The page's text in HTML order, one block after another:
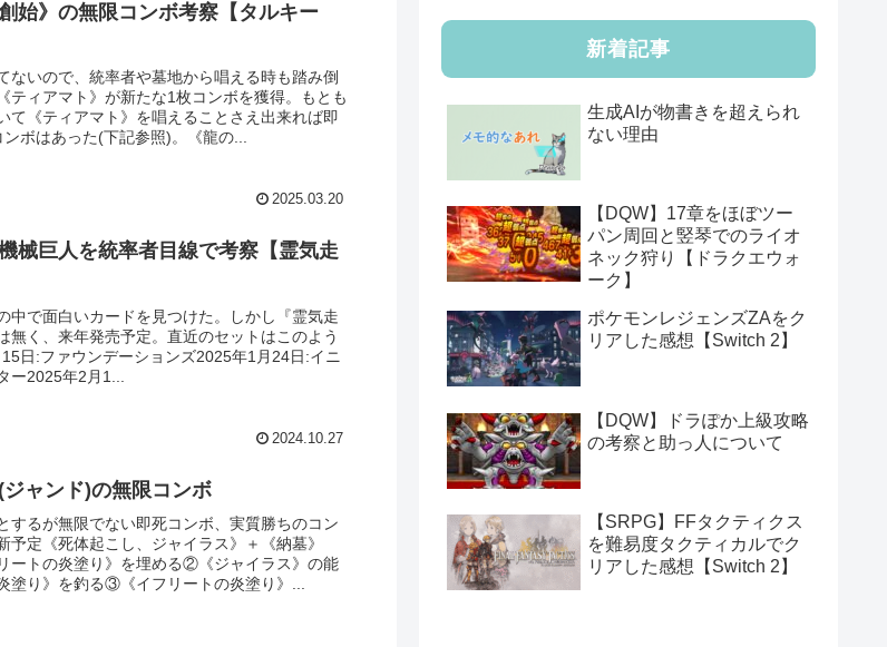
始》の無限コンボ考察【タルキー
ないので、統率者や墓地から唱える時も踏み倒
ティアマト》が新たな1枚コンボを獲得。もとも
て《ティアマト》を唱えることさえ出来れば即
ボはあった(下記参照)。《龍の...
2025.03.20
械巨人を統率者目線で考察【霊気走
中で面白いカードを見つけた。しかし『霊気走
無く、来年発売予定。直近のセットはこのよう
日:ファウンデーションズ2025年1月24日:イニ
ー2025年2月1...
2024.10.27
ジャンド)の無限コンボ
するが無限でない即死コンボ、実質勝ちのコン
定《死体起こし、ジャイラス》＋《納墓》
ートの炎塗り》を埋める②《ジャイラス》の能
塗り》を釣る③《イフリートの炎塗り》...
新着記事
生成AIが物書きを超えられ
ない理由
【DQW】17章をほぼツー
パン周回と竪琴でのライオ
ネック狩り【ドラクエウォ
ーク】
ポケモンレジェンズZAをク
リアした感想【Switch 2】
【DQW】ドラぽか上級攻略
の考察と助っ人について
【SRPG】FFタクティクス
を難易度タクティカルでク
リアした感想【Switch 2】